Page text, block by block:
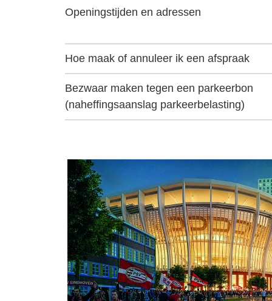
Openingstijden en adressen
Hoe maak of annuleer ik een afspraak
Bezwaar maken tegen een parkeerbon
(naheffingsaanslag parkeerbelasting)